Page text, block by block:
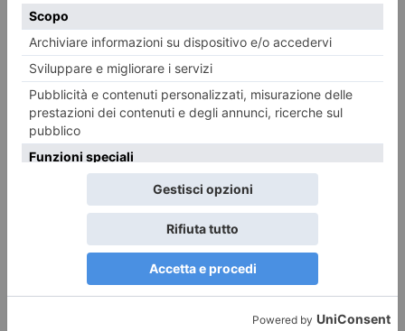
L’economia torinese continua a crescere meno rispetto alle